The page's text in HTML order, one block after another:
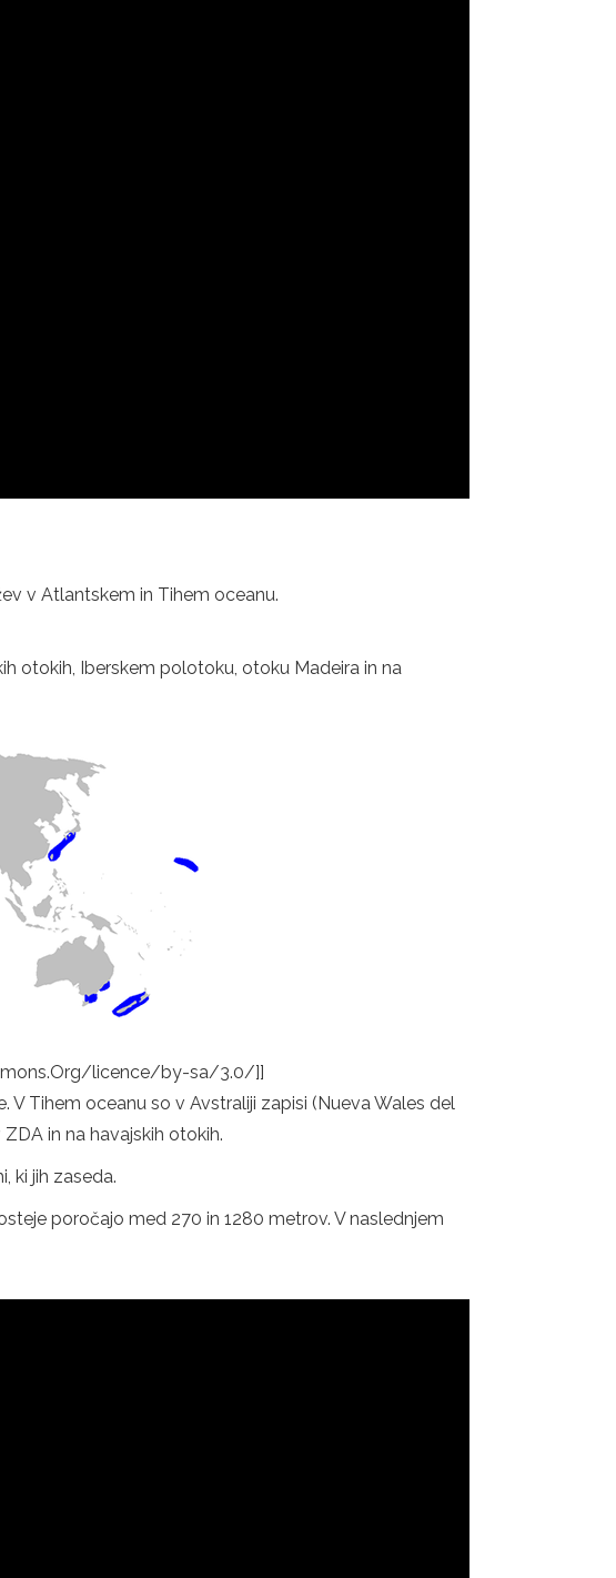
v Atlantskem in Tihem oceanu.
otokih, Iberskem polotoku, otoku Madeira in na
licence/by-sa/3.0/]]
Tihem oceanu so v Avstraliji zapisi (Nueva Wales del
in na havajskih otokih.
ki jih zaseda.
poročajo med 270 in 1280 metrov. V naslednjem